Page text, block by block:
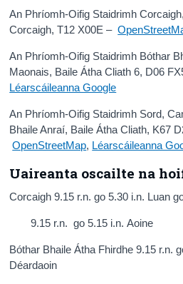
An Phríomh-Oifig Staidrimh
Corcaigh, T12 X00E –
An Phríomh-Oifig Staidrimh Bóthar
Maonais, Baile Átha Cliath 6, D06
Léarscáileanna Google
An Phríomh-Oifig Staidrimh Sord,
Bhaile Anraí, Baile Átha Cliath, K67
OpenStreetMap, Léarscáileanna
Uaireanta oscailte na
Corcaigh 9.15 r.n. go 5.30 i.n. Luan
9.15 r.n. go 5.15 i.n. Aoine
Bóthar Bhaile Átha Fhirdhe 9.15 r.n.
Déardaoin